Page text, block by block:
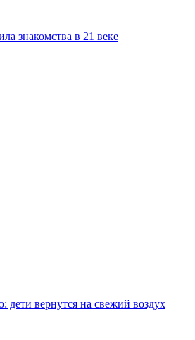
знакомства в 21 веке
дети вернутся на свежий воздух